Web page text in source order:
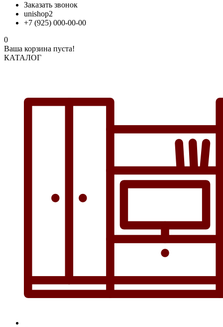
Заказать звонок
unishop2
+7 (925) 000-00-00
0
Ваша корзина пуста!
КАТАЛОГ